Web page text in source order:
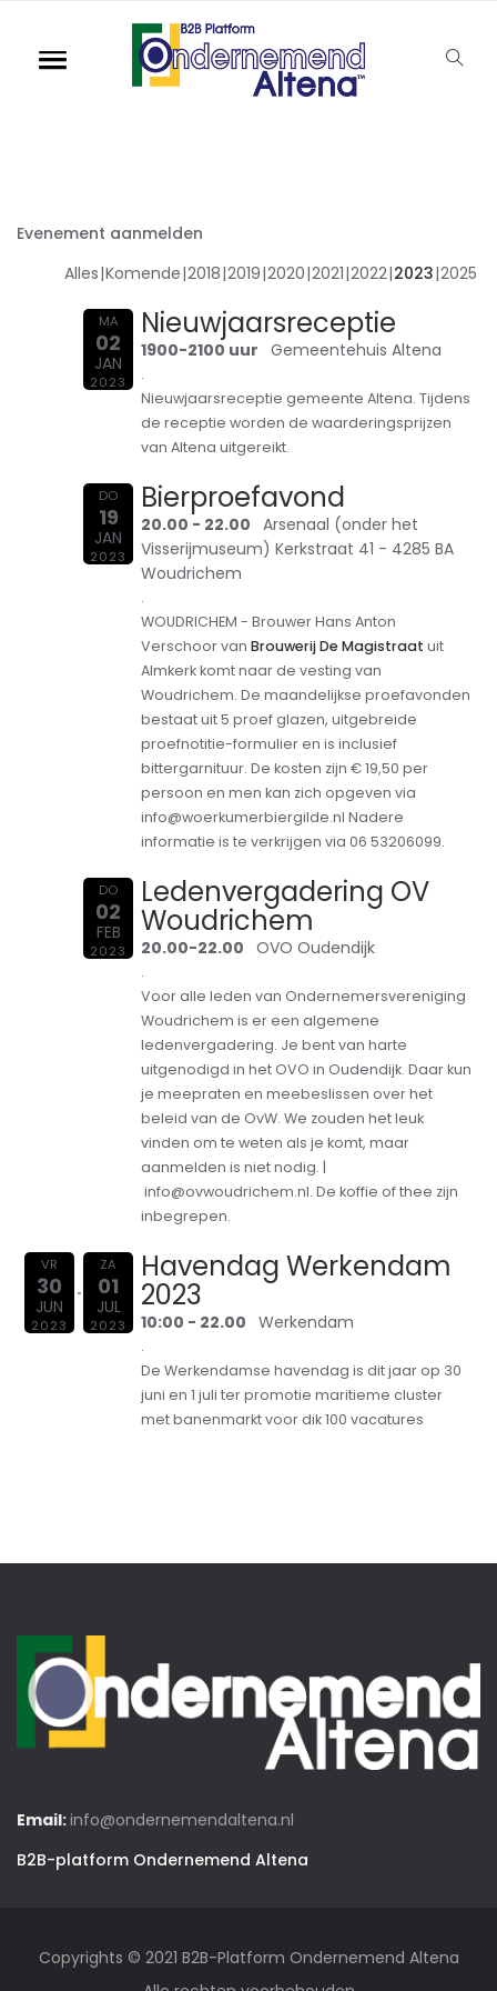
Evenement aanmelden
Alles Komende 2018 2019 2020 2021 2022 2023 2025
MA
02
JAN
2023
Nieuwjaarsreceptie
1900-2100 uur Gemeentehuis Altena
.
Nieuwjaarsreceptie gemeente Altena. Tijdens
de receptie worden de waarderingsprijzen
van Altena uitgereikt.
DO
19
JAN
2023
Bierproefavond
20.00 - 22.00
Arsenaal (onder het
Visserijmuseum) Kerkstraat 41 - 4285 BA
Woudrichem
.
WOUDRICHEM - Brouwer Hans Anton
Verschoor van Brouwerij De Magistraat uit
Almkerk komt naar de vesting van
Woudrichem. De maandelijkse proefavonden
bestaat uit 5 proef glazen, uitgebreide
proefnotitie-formulier en is inclusief
bittergarnituur. De kosten zijn € 19,50 per
persoon en men kan zich opgeven via
info@woerkumerbiergilde.nl Nadere
informatie is te verkrijgen via 06 53206099.
DO
02
FEB
2023
Ledenvergadering OV
Woudrichem
20.00-22.00 OVO Oudendijk
.
Voor alle leden van Ondernemersvereniging
Woudrichem is er een algemene
ledenvergadering. Je bent van harte
uitgenodigd in het OVO in Oudendijk. Daar kun
je meepraten en meebeslissen over het
beleid van de OvW. We zouden het leuk
vinden om te weten als je komt, maar
aanmelden is niet nodig. |
info@ovwoudrichem.nl. De koffie of thee zijn
inbegrepen.
VR
30
JUN
2023
ZA
01
JUL
2023
Havendag Werkendam
2023
10:00 - 22.00 Werkendam
.
De Werkendamse havendag is dit jaar op 30
juni en 1 juli ter promotie maritieme cluster
met banenmarkt voor dik 100 vacatures
Email:info@ondernemendaltena.nl
B2B-platform Ondernemend Altena
Copyrights © 2021 B2B-Platform Ondernemend Altena